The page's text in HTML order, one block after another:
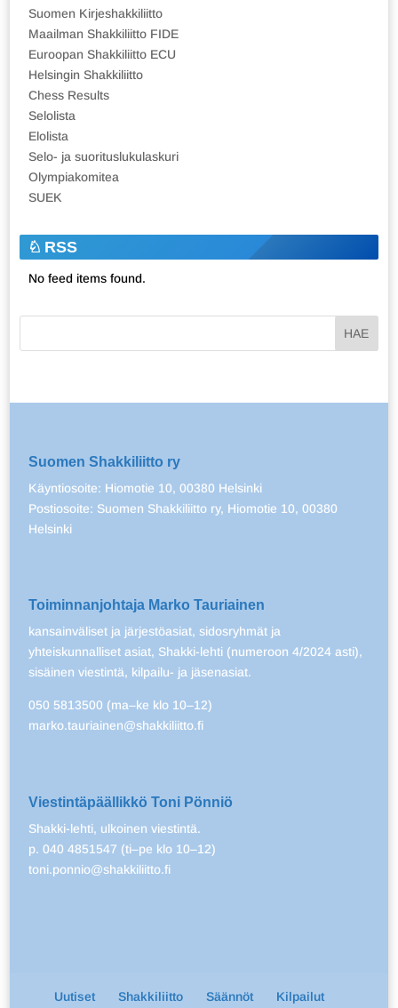
Suomen Kirjeshakkiliitto
Maailman Shakkiliitto FIDE
Euroopan Shakkiliitto ECU
Helsingin Shakkiliitto
Chess Results
Selolista
Elolista
Selo- ja suorituslukulaskuri
Olympiakomitea
SUEK
RSS
No feed items found.
Suomen Shakkiliitto ry
Käyntiosoite: Hiomotie 10, 00380 Helsinki
Postiosoite: Suomen Shakkiliitto ry, Hiomotie 10, 00380
Helsinki
Toiminnanjohtaja Marko Tauriainen
kansainväliset ja järjestöasiat, sidosryhmät ja
yhteiskunnalliset asiat, Shakki-lehti (numeroon 4/2024 asti),
sisäinen viestintä, kilpailu- ja jäsenasiat.
050 5813500 (ma–ke klo 10–12)
marko.tauriainen@shakkiliitto.fi
Viestintäpäällikkö Toni Pönniö
Shakki-lehti, ulkoinen viestintä.
p. 040 4851547 (ti–pe klo 10–12)
toni.ponnio@shakkiliitto.fi
Uutiset Shakkiliitto Säännöt Kilpailut